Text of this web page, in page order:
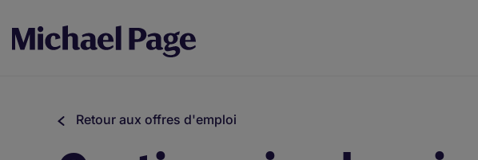
Retour aux offres d'emploi